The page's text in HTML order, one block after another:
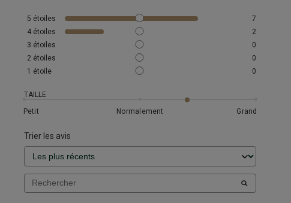
5 étoiles
7
4 étoiles
2
3 étoiles
0
2 étoiles
0
1 étoile 0
TAILLE
Petit
Normalement Grand
Trier les avis